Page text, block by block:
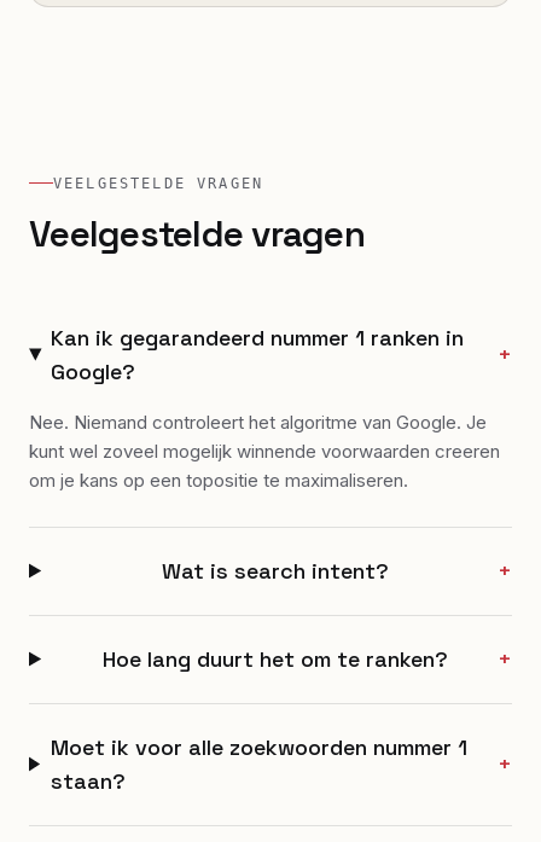
VEELGESTELDE VRAGEN
Veelgestelde vragen
Kan ik gegarandeerd nummer 1 ranken in
Google?
+
Nee. Niemand controleert het algoritme van Google. Je
kunt wel zoveel mogelijk winnende voorwaarden creeren
om je kans op een topositie te maximaliseren.
Wat is search intent? +
Hoe lang duurt het om te ranken? +
Moet ik voor alle zoekwoorden nummer 1
staan?
+